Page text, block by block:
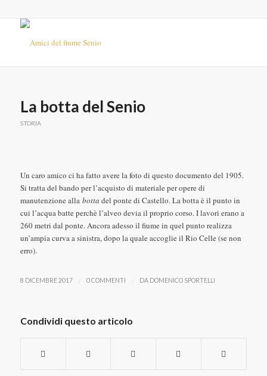
La botta del Senio
STORIA
Un caro amico ci ha fatto avere la foto di questo documento del 1905.
Si tratta del bando per l’acquisto di materiale per opere di
manutenzione alla botta del ponte di Castello. La botta è il punto in
cui l’acqua batte perchè l’alveo devia il proprio corso. I lavori erano a
260 metri dal ponte. Ancora adesso il fiume in quel punto realizza
un’ampia curva a sinistra, dopo la quale accoglie il Rio Celle (se non
erro).
8 DICEMBRE 2017 / 0 COMMENTI / DA DOMENICO SPORTELLI
Condividi questo articolo